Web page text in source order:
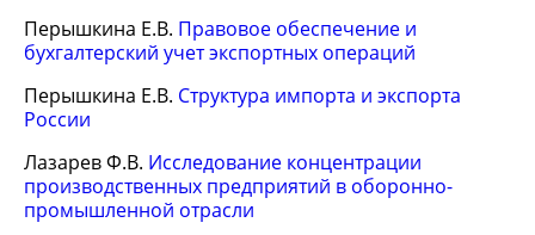
Перышкина Е.В. Правовое обеспечение и
бухгалтерский учет экспортных операций
Перышкина Е.В. Структура импорта и экспорта
России
Лазарев Ф.В. Исследование концентрации
производственных предприятий в оборонно-
промышленной отрасли